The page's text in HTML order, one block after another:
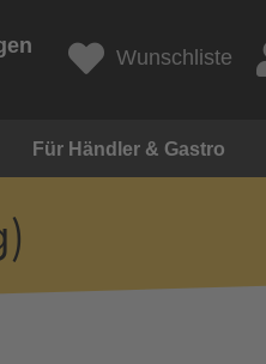
Wunschliste
Für Händler & Gastro